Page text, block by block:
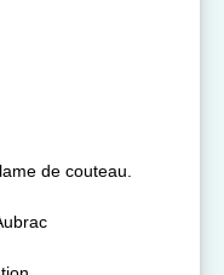
de couteau.